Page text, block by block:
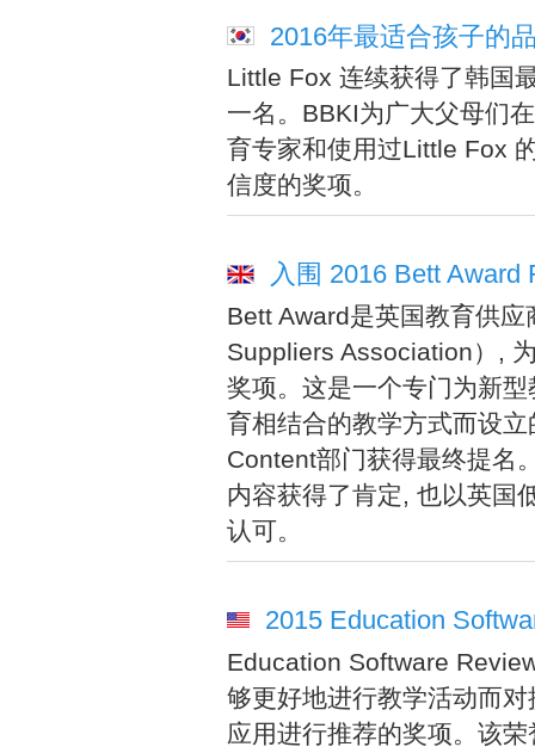
2016年最适合孩子的
Little Fox 连续获得了韩国
一名。BBKI为广大父母们
育专家和使用过Little Fox
信度的奖项。
入围 2016 Bett Award
Bett Award是英国教育供
Suppliers Association）,
奖项。这是一个专门为新
育相结合的教学方式而设
Content部门获得最终提名
内容获得了肯定, 也以英国
认可。
2015 Education
Education Software
够更好地进行教学活动而
应用进行推荐的奖项。该